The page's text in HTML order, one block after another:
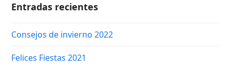
Entradas recientes
Consejos de invierno 2022
Felices Fiestas 2021